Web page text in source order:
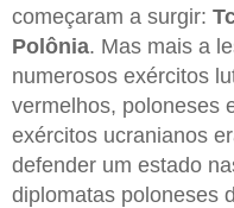
começaram a surgir:
Polônia. Mas mais a
numerosos exércitos
vermelhos, poloneses
exércitos ucranianos
defender um estado
diplomatas poloneses